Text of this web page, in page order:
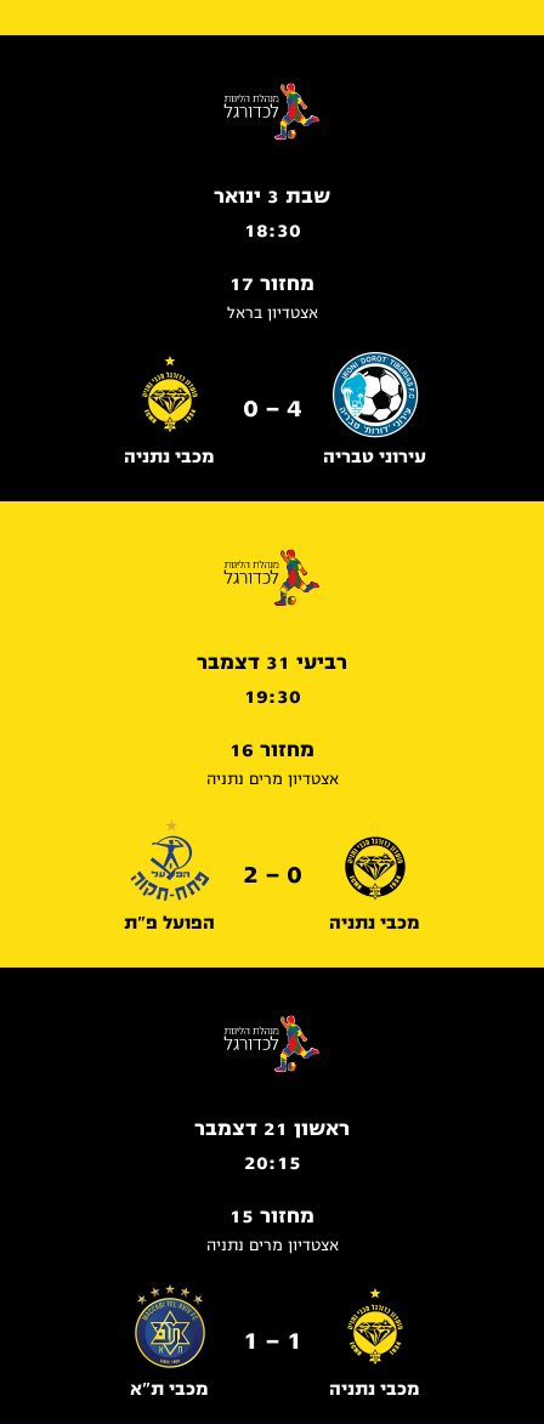
שבת 3 ינואר
18:30
מחזור 17
אצטדיון בראל
עירוני טבריה
4 - 0
מכבי נתניה
רביעי 31 דצמבר
19:30
מחזור 16
אצטדיון מרים נתניה
מכבי נתניה
0 - 2
הפועל פ"ת
ראשון 21 דצמבר
20:15
מחזור 15
אצטדיון מרים נתניה
מכבי נתניה
1 - 1
מכבי ת"א